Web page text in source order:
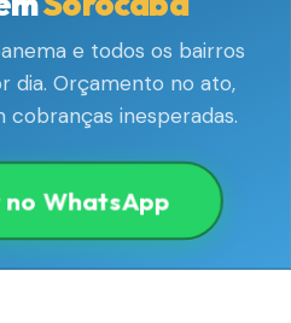
e todos os bairros
dia. Orçamento no ato,
inesperadas.
WhatsApp